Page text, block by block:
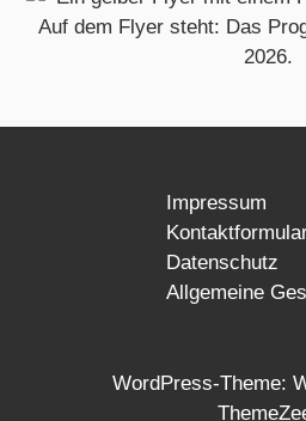
Impressum
Datenschutz
Allgemeine
WordPress-Theme: